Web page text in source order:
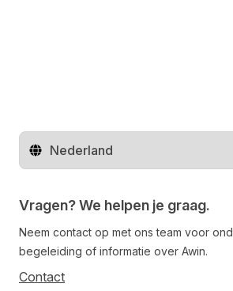
Regio wijzigen
Vragen? We helpen je graag.
Neem contact op met ons team voor
begeleiding of informatie over Awin.
Contact